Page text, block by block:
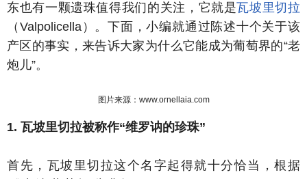
东也有一颗遗珠值得我们的关注，它就是瓦坡里切拉
（Valpolicella）。下面，小编就通过陈述十个关于该
产区的事实，来告诉大家为什么它能成为葡萄界的“老
炮儿”。
图片来源：www.ornellaia.com
1. 瓦坡里切拉被称作“维罗讷的珍珠”
首先，瓦坡里切拉这个名字起得就十分恰当，根据